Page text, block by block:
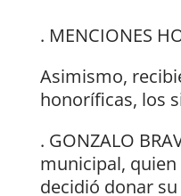
. MENCIONES
Asimismo,
honoríficas, los
. GONZALO
municipal,
decidió donar